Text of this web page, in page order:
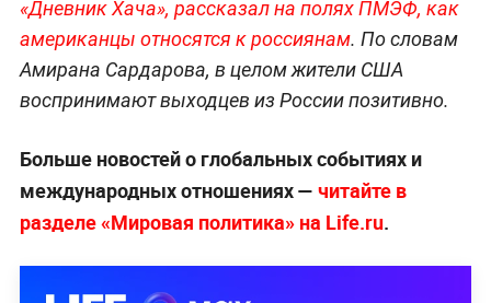
«Дневник Хача», рассказал на полях ПМЭФ, как
американцы относятся к россиянам. По словам
Амирана Сардарова, в целом жители США
воспринимают выходцев из России позитивно.
Больше новостей о глобальных событиях и
международных отношениях — читайте в
разделе «Мировая политика» на Life.ru.